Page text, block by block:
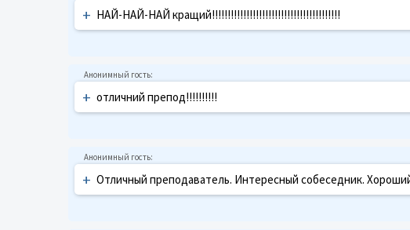
+ НАЙ-НАЙ-НАЙ кращий!!!!!!!!!!!!!!!!!!!!!!!!!!!!!!!!!!!!!!!!!
+ отличний препод!!!!!!!!!!
+ Отличный преподаватель. Интересный собеседник.